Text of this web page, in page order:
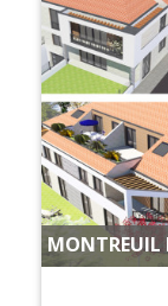
MONTREUIL